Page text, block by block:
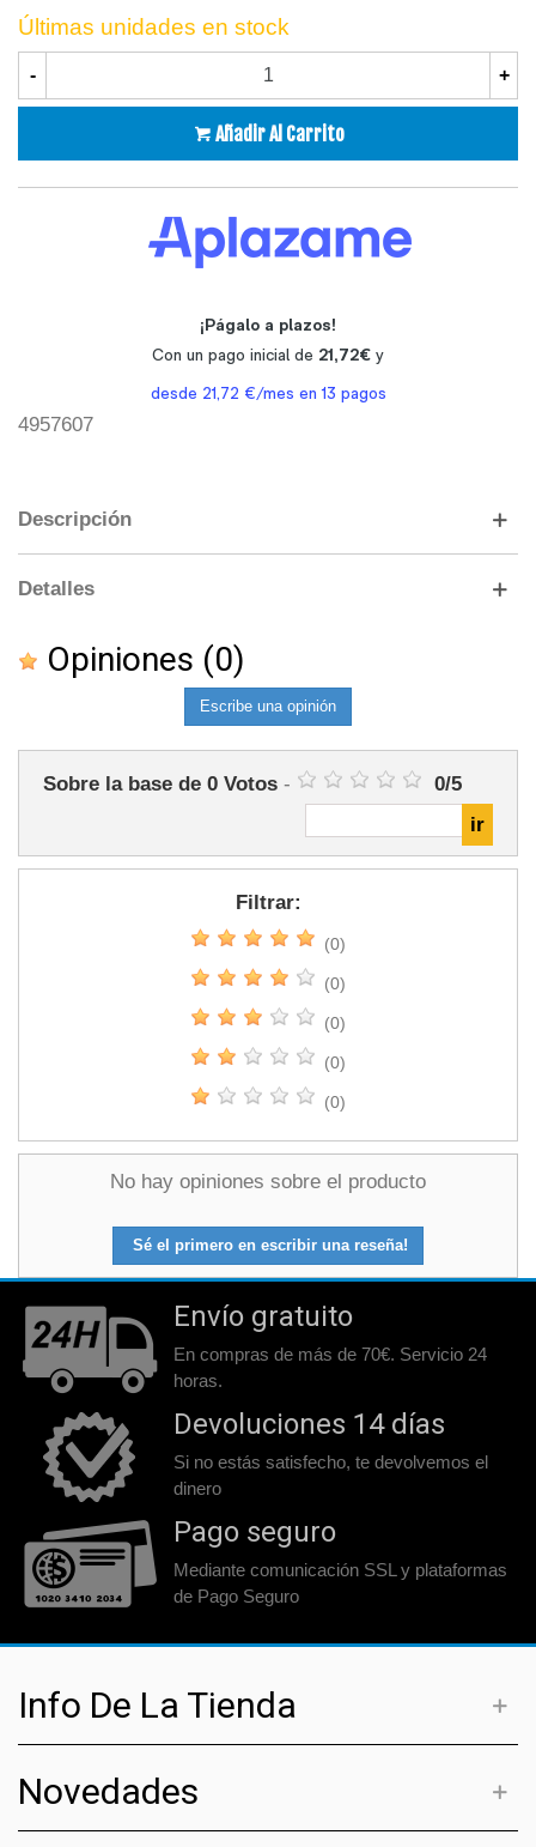
Últimas unidades en stock
- +
Añadir Al Carrito
4957607
Descripción
Detalles
Opiniones (0)
Escribe una opinión
Sobre la base de 0 Votos - 0/5
Filtrar:
(0)
(0)
(0)
(0)
(0)
No hay opiniones sobre el producto
Sé el primero en escribir una reseña!
Envío gratuito
En compras de más de 70€. Servicio 24
horas.
Devoluciones 14 días
Si no estás satisfecho, te devolvemos el
dinero
Pago seguro
Mediante comunicación SSL y plataformas
de Pago Seguro
Info De La Tienda
Novedades